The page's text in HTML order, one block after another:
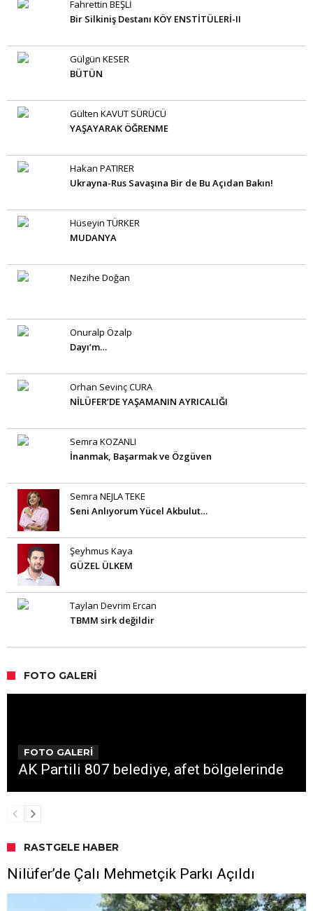
Fahrettin BEŞLİ
Bir Silkiniş Destanı KÖY ENSTİTÜLERİ-II
Gülgün KESER
BÜTÜN
Gülten KAVUT SÜRÜCÜ
YAŞAYARAK ÖĞRENME
Hakan PATIRER
Ukrayna-Rus Savaşına Bir de Bu Açıdan Bakın!
Hüseyin TÜRKER
MUDANYA
Nezihe Doğan
Onuralp Özalp
Dayı’m…
Orhan Sevinç CURA
NİLÜFER’DE YAŞAMANIN AYRICALIĞI
Semra KOZANLI
İnanmak, Başarmak ve Özgüven
Semra NEJLA TEKE
Seni Anlıyorum Yücel Akbulut…
Şeyhmus Kaya
GÜZEL ÜLKEM
Taylan Devrim Ercan
TBMM sirk değildir
FOTO GALERI
FOTO GALERİ
AK Partili 807 belediye, afet bölgelerinde
RASTGELE HABER
Nilüfer’de Çalı Mehmetçik Parkı Açıldı